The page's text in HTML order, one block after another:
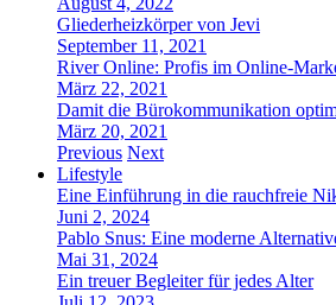
Gliederheizkörper von Jevi
September 11, 2021
River Online: Profis im Online-
März 22, 2021
Damit die Bürokommunikation
März 20, 2021
Previous Next
Lifestyle
Eine Einführung in die rauchfreie
Juni 2, 2024
Pablo Snus: Eine moderne
Mai 31, 2024
Ein treuer Begleiter für jedes Alter